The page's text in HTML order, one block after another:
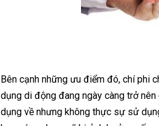
Bên cạnh những ưu điểm đó, chí phi
dụng di động đang ngày càng trở
dụng về nhưng không thực sự sử